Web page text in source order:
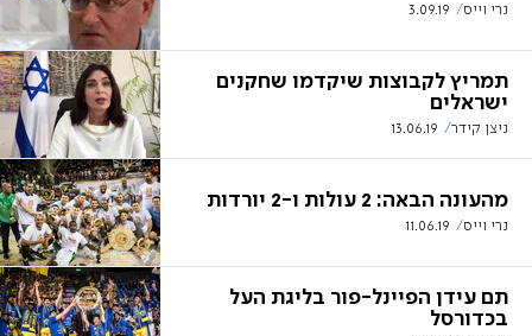
נרי וייס 3.09.19
תמריץ לקבוצות שיקדמו שחקנים
ישראלים
ניצן קידר 13.06.19
מהעונה הבאה: 2 עולות ו-2 יורדות
נרי וייס 11.06.19
תם עידן הפיינל-פור בליגת העל
בכדורסל